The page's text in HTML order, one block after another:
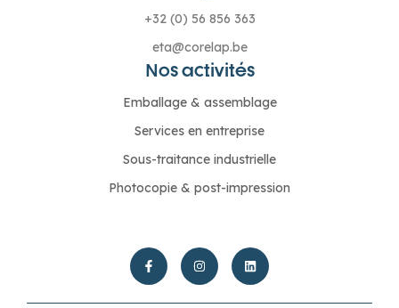
+32 (0) 56 856 363
eta@corelap.be
Nos activités
Emballage & assemblage
Services en entreprise
Sous-traitance industrielle
Photocopie & post-impression